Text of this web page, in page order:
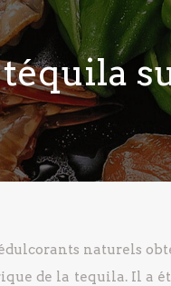
naturels
de la tequila. Il a